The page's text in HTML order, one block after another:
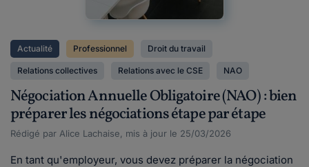
Actualité Professionnel Droit du travail
Relations collectives Relations avec le CSE NAO
Négociation Annuelle Obligatoire (NAO) : bien
préparer les négociations étape par étape
Rédigé par Alice Lachaise, mis à jour le 25/03/2026
En tant qu'employeur, vous devez préparer la négociation